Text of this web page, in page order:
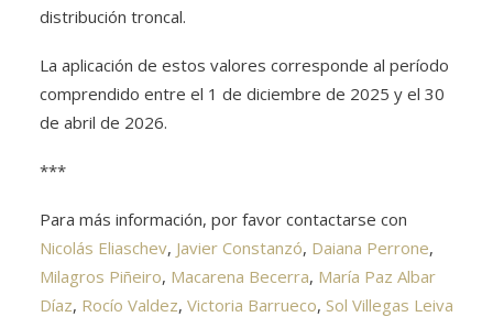
distribución troncal.
La aplicación de estos valores corresponde al período
comprendido entre el 1 de diciembre de 2025 y el 30
de abril de 2026.
***
Para más información, por favor contactarse con
Nicolás Eliaschev, Javier Constanzó, Daiana Perrone,
Milagros Piñeiro, Macarena Becerra, María Paz Albar
Díaz, Rocío Valdez, Victoria Barrueco, Sol Villegas Leiva